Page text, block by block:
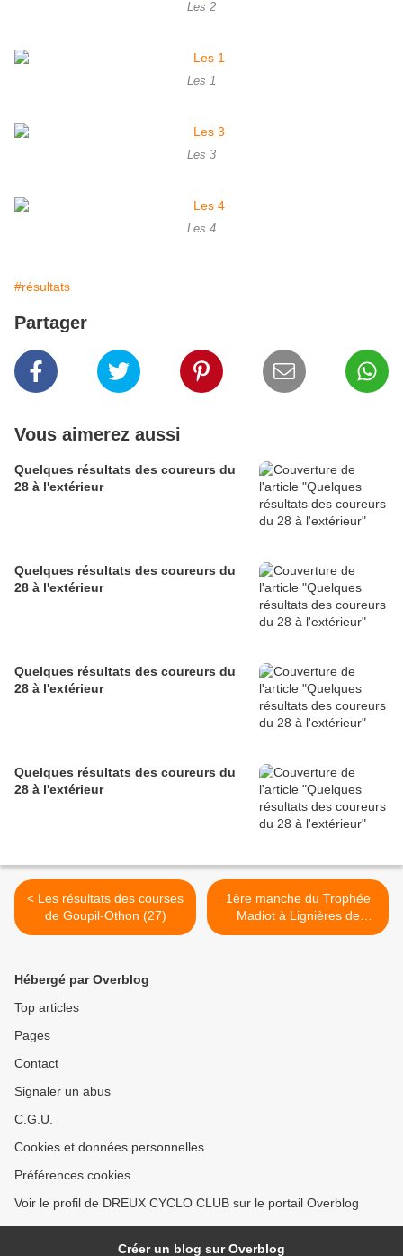
Les 2
Les 1
Les 3
Les 4
#résultats
Partager
Vous aimerez aussi
Quelques résultats des coureurs du
28 à l'extérieur
Quelques résultats des coureurs du
28 à l'extérieur
Quelques résultats des coureurs du
28 à l'extérieur
Quelques résultats des coureurs du
28 à l'extérieur
< Les résultats des courses
de Goupil-Othon (27)
1ère manche du Trophée
Madiot à Lignières de
Tourraine (37) : Lucas
Hébergé par Overblog
Top articles
Pages
Contact
Signaler un abus
C.G.U.
Cookies et données personnelles
Préférences cookies
Voir le profil de DREUX CYCLO CLUB sur le portail Overblog
Créer un blog sur Overblog